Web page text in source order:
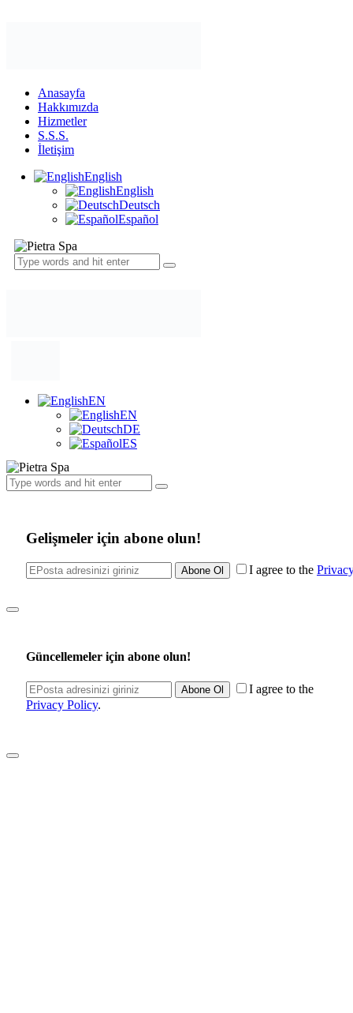
Anasayfa
Hakkımızda
Hizmetler
S.S.S.
İletişim
English
English
Deutsch
Español
EN
EN
DE
ES
Gelişmeler için abone olun!
Abone Ol I agree to the
Güncellemeler için abone olun!
Abone Ol
I agree to the
Privacy Policy.